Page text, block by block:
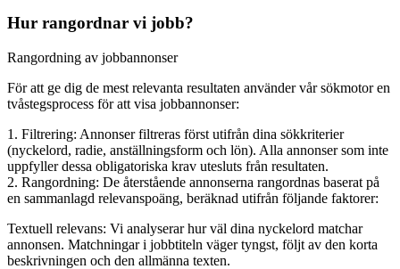
Hur rangordnar vi jobb?
Rangordning av jobbannonser
För att ge dig de mest relevanta resultaten använder vår sökmotor en
tvåstegsprocess för att visa jobbannonser:
1. Filtrering: Annonser filtreras först utifrån dina sökkriterier
(nyckelord, radie, anställningsform och lön). Alla annonser som inte
uppfyller dessa obligatoriska krav utesluts från resultaten.
2. Rangordning: De återstående annonserna rangordnas baserat på
en sammanlagd relevanspoäng, beräknad utifrån följande faktorer:
Textuell relevans: Vi analyserar hur väl dina nyckelord matchar
annonsen. Matchningar i jobbtiteln väger tyngst, följt av den korta
beskrivningen och den allmänna texten.